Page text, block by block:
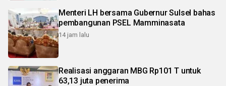
Menteri LH bersama Gubernur Sulsel bahas
pembangunan PSEL Mamminasata
14 jam lalu
Realisasi anggaran MBG Rp101 T untuk
63,13 juta penerima